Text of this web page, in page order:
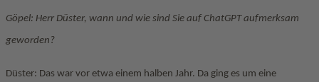
Göpel: Herr Düster, wann und wie sind Sie auf ChatGPT aufmerksam
geworden?
Düster: Das war vor etwa einem halben Jahr. Da ging es um eine